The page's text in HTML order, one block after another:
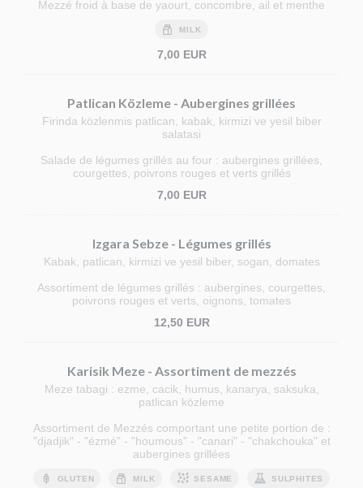
Mezzé froid à base de yaourt, concombre, ail et menthe
MILK
7,00 EUR
Patlican Közleme - Aubergines grillées
Firinda közlenmis patlican, kabak, kirmizi ve yesil biber
salatasi
Salade de légumes grillés au four : aubergines grillées,
courgettes, poivrons rouges et verts grillés
7,00 EUR
Izgara Sebze - Légumes grillés
Kabak, patlican, kirmizi ve yesil biber, sogan, domates
Assortiment de légumes grillés : aubergines, courgettes,
poivrons rouges et verts, oignons, tomates
12,50 EUR
Karisik Meze - Assortiment de mezzés
Meze tabagi : ezme, cacik, humus, kanarya, saksuka,
patlican közleme
Assortiment de Mezzés comportant une petite portion de :
"djadjik" - "ézmé" - "houmous" - "canari" - "chakchouka" et
aubergines grillées
GLUTEN MILK SESAME SULPHITES